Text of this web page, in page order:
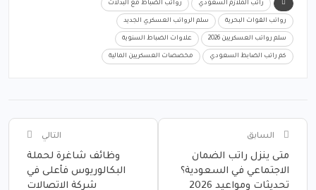
راتب الملازم السعودي رواتب الضباط مع البدلات
رواتب القوات البحرية سلم الرواتب العسكري الجديد
سلم رواتب العسكريين 2026 علاوات الضباط السنوية
كم راتب الضابط السعودي مخصصات العسكريين المالية
السابق
متى ينزل راتب الضمان
الاجتماعي في السعودية؟
تحديثات ومواعيد 2026
التالي
وظائف شاغرة لحملة
البكالوريوس فأعلى في
شركة الاتصالات